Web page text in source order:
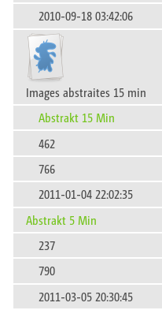
2010-09-18 03:42:06
Images abstraites 15 min
Abstrakt 15 Min
462
766
2011-01-04 22:02:35
Abstrakt 5 Min
237
790
2011-03-05 20:30:45